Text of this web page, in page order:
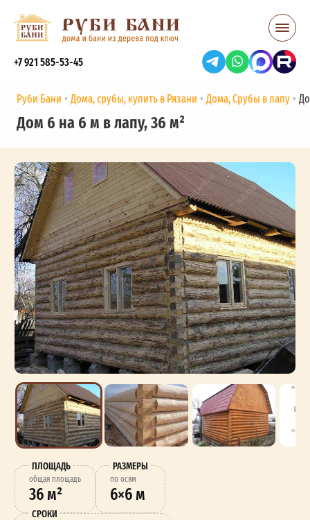
+7 921 585-53-45
Руби Бани Дома, срубы, купить в Рязани Дома, Срубы в лапу
Дом 6 на 6 м в лапу, 36 м²
ПЛОЩАДЬ
oбщая площадь
36 м²
РАЗМЕРЫ
по осям
6×6 м
СРОКИ